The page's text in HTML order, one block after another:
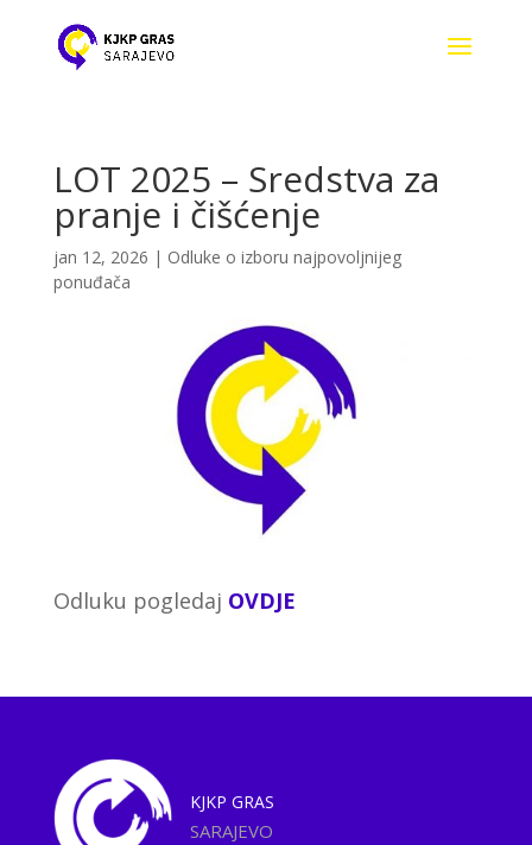
LOT 2025 – Sredstva za
pranje i čišćenje
jan 12, 2026 | Odluke o izboru najpovoljnijeg
ponuđača
Odluku pogledaj OVDJE
KJKP GRAS
SARAJEVO